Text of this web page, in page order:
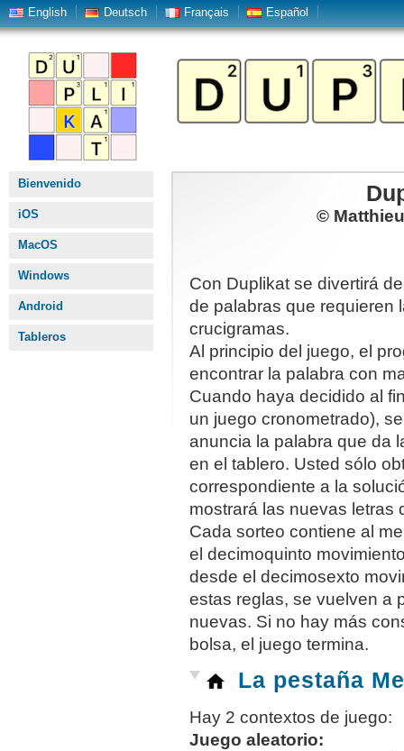
English Deutsch Français Español
Bienvenido
iOS
MacOS
Windows
Android
Tableros
©
Con Duplikat se divertirá
de palabras que requieren
crucigramas.
Al principio del juego, el
encontrar la palabra con
Cuando haya decidido al
un juego cronometrado),
anuncia la palabra que da
en el tablero. Usted sólo
correspondiente a la
mostrará las nuevas letras
Cada sorteo contiene al
el decimoquinto
desde el decimosexto
estas reglas, se vuelven a
nuevas. Si no hay más
bolsa, el juego termina.
La pestaña
Hay 2 contextos de juego:
Juego aleatorio: